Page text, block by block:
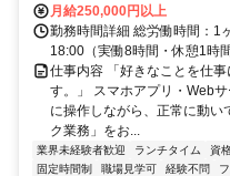
月給250,000円以上
勤務時間詳細 総労働時間：1
18:00（実働8時間・休憩1時間
仕事内容 「好きなことを仕
す。」 スマホアプリ・Web
に操作しながら、正常に動い
ク業務」をお...
業界未経験者歓迎 ランチタイム 資
固定時間制
職場見学可 経験不問